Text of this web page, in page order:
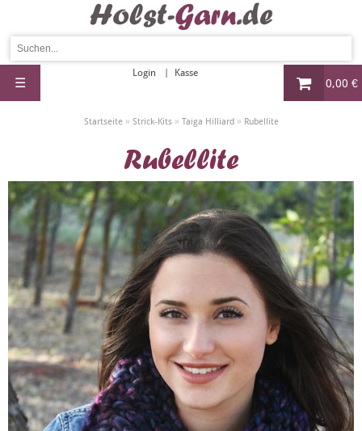
0,00 €
Login Kasse
☰
Startseite» Strick-Kits» Taiga Hilliard» Rubellite
Rubellite